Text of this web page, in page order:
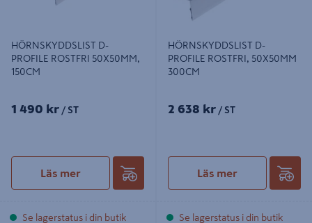
HÖRNSKYDDSLIST D-
PROFILE ROSTFRI 50X50MM,
150CM
1 490 kr / ST
Läs mer
Se lagerstatus i din butik
HÖRNSKYDDSLIST D-
PROFILE ROSTFRI, 50X50MM
300CM
2 638 kr / ST
Läs mer
Se lagerstatus i din butik